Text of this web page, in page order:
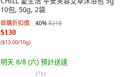
10包, 50g, 2袋
首購折扣價 40%$218
$130
($13.00/10g)
明天 8/8 (六) 預計送達
(71)